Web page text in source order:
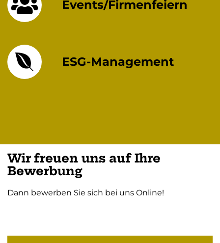
Events/Firmenfeiern
ESG-Management
Wir freuen uns auf Ihre
Bewerbung
Dann bewerben Sie sich bei uns Online!